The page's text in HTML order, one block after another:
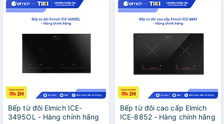
Bếp từ đôi Elmich ICE-
3495OL - Hàng chính hãng
Bếp từ đôi cao cấp Elmich
ICE-8852 - Hàng chính hãng